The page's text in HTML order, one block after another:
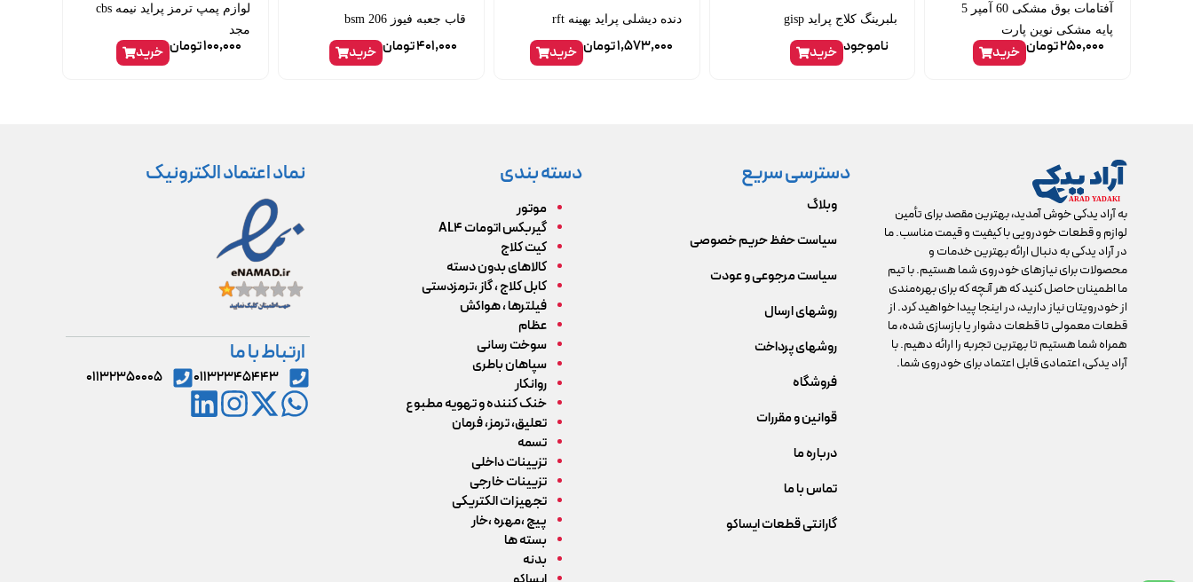
آفتامات بوق مشکی 60 آمپر 5
پایه مشکی نوین پارت
250,000تومان خرید
بلبرینگ کلاج پراید gisp
ناموجود خرید
دنده دیشلی پراید بهینه rft
1,573,000تومان خرید
قاب جعبه فیوز 206 bsm
401,000تومان خرید
لوازم پمپ ترمز پراید نیمه cbs
مجد
100,000تومان خرید
به آراد یدکی خوش آمدید، بهترین مقصد برای تأمین
لوازم و قطعات خودرویی با کیفیت و قیمت مناسب. ما
در آراد یدکی به دنبال ارائه بهترین خدمات و
محصولات برای نیازهای خودروی شما هستیم. با تیم
ما اطمینان حاصل کنید که هر آنچه که برای بهره‌مندی
از خودرویتان نیاز دارید، در اینجا پیدا خواهید کرد. از
قطعات معمولی تا قطعات دشوار یا بازسازی شده، ما
همراه شما هستیم تا بهترین تجربه را ارائه دهیم. با
آراد یدکی، اعتمادی قابل اعتماد برای خودروی شما.
دسترسی سریع
وبلاگ
سیاست حفظ حریم خصوصی
سیاست مرجوعی و عودت
روشهای ارسال
روشهای پرداخت
فروشگاه
قوانین و مقررات
درباره ما
تماس با ما
گارانتی قطعات ایساکو
دسته بندی
موتور
گیربکس اتومات AL4
کیت کلاج
کالاهای بدون دسته
کابل کلاج ، گاز ،ترمزدستی
فیلترها ، هواکش
عظام
سوخت رسانی
سپاهان باطری
روانکار
خنک کننده و تهویه مطبوع
تعلیق، ترمز، فرمان
تسمه
تزیینات داخلی
تزیینات خارجی
تجهیزات الکتریکی
پیچ ،مهره ،خار
بسته ها
بدنه
نماد اعتماد الکترونیک
ارتباط با ما
۰۱۱۳۲۳۴۵۴۴۳ ۰۱۱۳۲۳۵۰۰۰۵